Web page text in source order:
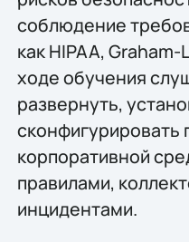
соблюдение
как HIPAA,
ходе обучения
развернуть,
сконфигурировать
корпоративной
правилами,
инцидентами.